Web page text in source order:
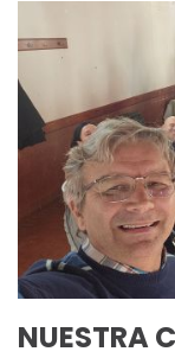
NUESTRA